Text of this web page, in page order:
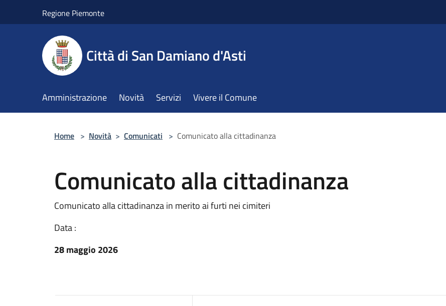
Regione Piemonte
Città di San Damiano d'Asti
Amministrazione Novità Servizi Vivere il Comune
Home > Novità > Comunicati > Comunicato alla cittadinanza
Comunicato alla cittadinanza
Comunicato alla cittadinanza in merito ai furti nei cimiteri
Data :
28 maggio 2026